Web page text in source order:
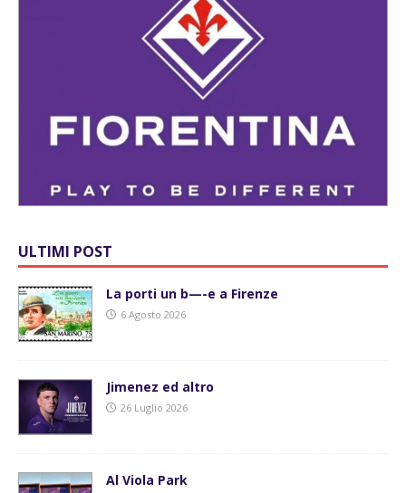
ULTIMI POST
La porti un b—-e a Firenze
6 Agosto 2026
Jimenez ed altro
26 Luglio 2026
Al Viola Park